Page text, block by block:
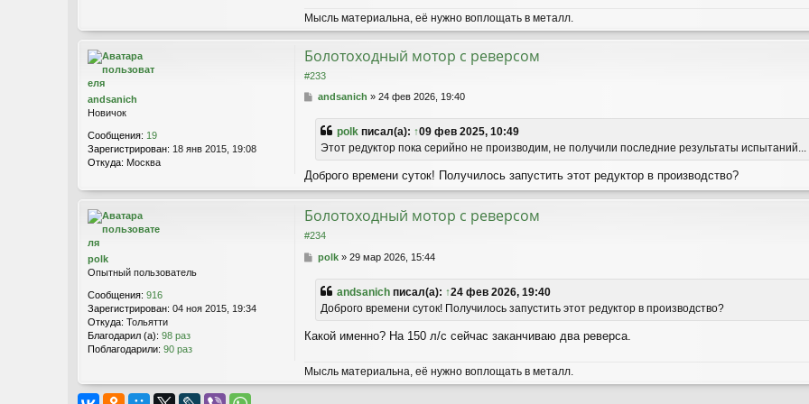
Мысль материальна, её нужно воплощать в металл.
andsanich
Новичок
Сообщения: 19
Зарегистрирован: 18 янв 2015, 19:08
Откуда: Москва
Болотоходный мотор с реверсом
#233
С
о
щ
е
н
и
andsanich »24 фев 2026, 19:40
polkписал(а): ↑09 фев 2025, 10:49
Этот редуктор пока серийно не производим, не получили последние результаты
Доброго времени суток! Получилось запустить этот редуктор в производство?
polk
Опытный пользователь
Сообщения: 916
Зарегистрирован: 04 ноя 2015, 19:34
Откуда: Тольятти
Благодарил (а): 98 раз
Поблагодарили: 90 раз
Болотоходный мотор с реверсом
#234
С
щ
н
polk »29 мар 2026, 15:44
andsanichписал(а): ↑24 фев 2026, 19:40
Доброго времени суток! Получилось запустить этот редуктор в производство?
Какой именно? На 150 л/с сейчас заканчиваю два реверса.
Мысль материальна, её нужно воплощать в металл.